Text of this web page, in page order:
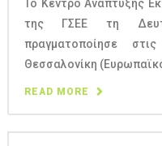
Το Κέντρο Ανάπτυξης
της ΓΣΕΕ τη
πραγματοποίησε
Θεσσαλονίκη
READ MORE